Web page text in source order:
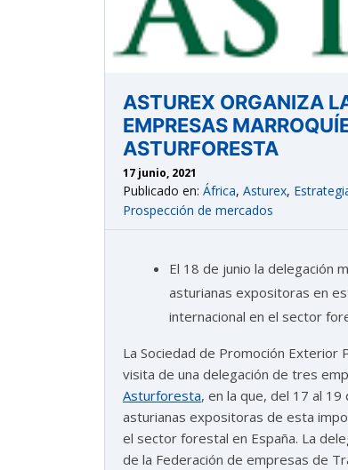
ASTUREX ORGANIZA
EMPRESAS
ASTURFORESTA
17 junio, 2021
Publicado en: África, Asturex,
Prospección de mercados
El 18 de junio la delegación
asturianas expositoras en
internacional en el sector
La Sociedad de Promoción Exterior
visita de una delegación de tres
Asturforesta, en la que, del 17 al
asturianas expositoras de esta
el sector forestal en España. La
de la Federación de empresas de
astu
¡Hola, soy Astu
Estoy aquí para ayudarte
con la internacionalización de tu empresa e
informarte sobre los eventos y actividades
que lleva a cabo Asturex.
Al continuar con la Conversación, aceptas
nuestrapolítica de privacidad
¿En que te puedo ayudar hoy?